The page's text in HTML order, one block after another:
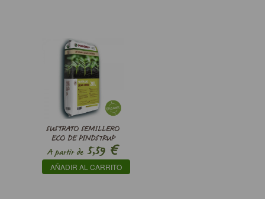
SUSTRATO SEMILLERO
ECO DE PINDSTRUP
A partir de5,59 €
AÑADIR AL CARRITO